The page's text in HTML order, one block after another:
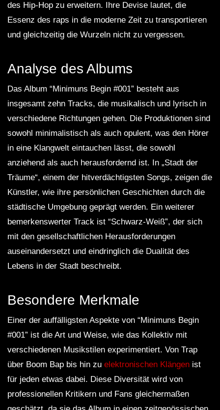
des Hip-Hop zu erweitern. Ihre Devise lautet, die
Essenz des raps in die moderne Zeit zu transportieren
und gleichzeitig die Wurzeln nicht zu vergessen.
Analyse des Albums
Das Album “Minimuns Begin #001” besteht aus
insgesamt zehn Tracks, die musikalisch und lyrisch in
verschiedene Richtungen gehen. Die Produktionen sind
sowohl minimalistisch als auch opulent, was den Hörer
in eine Klangwelt eintauchen lässt, die sowohl
anziehend als auch herausfordernd ist. In „Stadt der
Träume“, einem der hitverdächtigsten Songs, zeigen die
Künstler, wie ihre persönlichen Geschichten durch die
städtische Umgebung geprägt werden. Ein weiterer
bemerkenswerter Track ist “Schwarz-Weiß”, der sich
mit den gesellschaftlichen Herausforderungen
auseinandersetzt und eindringlich die Dualität des
Lebens in der Stadt beschreibt.
Besondere Merkmale
Einer der auffälligsten Aspekte von “Minimuns Begin
#001” ist die Art und Weise, wie das Kollektiv mit
verschiedenen Musikstilen experimentiert. Von Trap
über Boom Bap bis hin zu elektronischen Klängen ist
für jeden etwas dabei. Diese Diversität wird von
professionellen Kritikern und Fans gleichermaßen